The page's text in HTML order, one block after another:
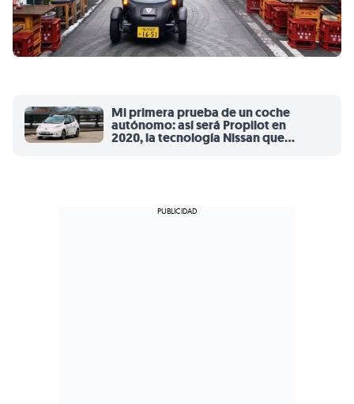
Mi primera prueba de un coche
autónomo: así será Propilot en
2020, la tecnología Nissan que